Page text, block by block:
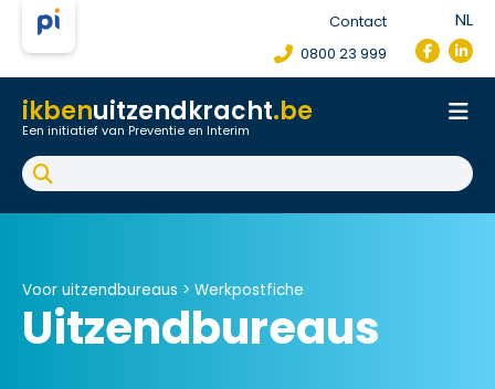
Contact
0800 23 999
NL
ikbenuitzendkracht.be
Een initiatief van Preventie en Interim
Onthaal
Werkpostfiche
Arbeidsongeval
Voor uitzendbureaus > Werkpostfiche
Uitzendbureaus